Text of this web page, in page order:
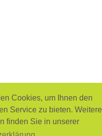
Cookies, um Ihnen den
Service zu bieten. Weitere
finden Sie in unserer